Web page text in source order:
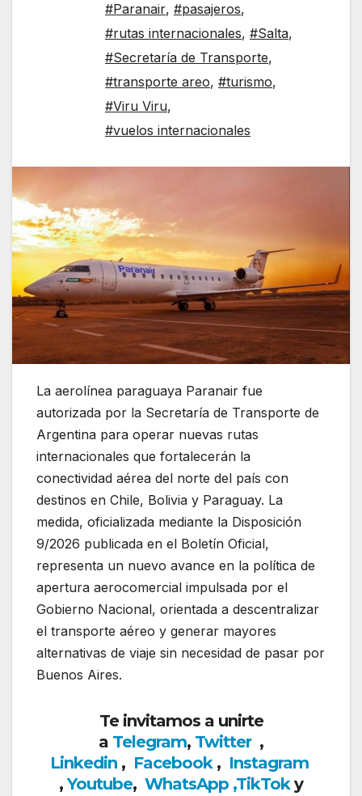
#Paranair, #pasajeros,
#rutas internacionales, #Salta,
#Secretaría de Transporte,
#transporte areo, #turismo,
#Viru Viru,
#vuelos internacionales
La aerolínea paraguaya Paranair fue
autorizada por la Secretaría de Transporte de
Argentina para operar nuevas rutas
internacionales que fortalecerán la
conectividad aérea del norte del país con
destinos en Chile, Bolivia y Paraguay. La
medida, oficializada mediante la Disposición
9/2026 publicada en el Boletín Oficial,
representa un nuevo avance en la política de
apertura aerocomercial impulsada por el
Gobierno Nacional, orientada a descentralizar
el transporte aéreo y generar mayores
alternativas de viaje sin necesidad de pasar por
Buenos Aires.
Te invitamos a unirte
a Telegram, Twitter ,
Linkedin, Facebook, Instagram
,Youtube, WhatsApp ,TikToky